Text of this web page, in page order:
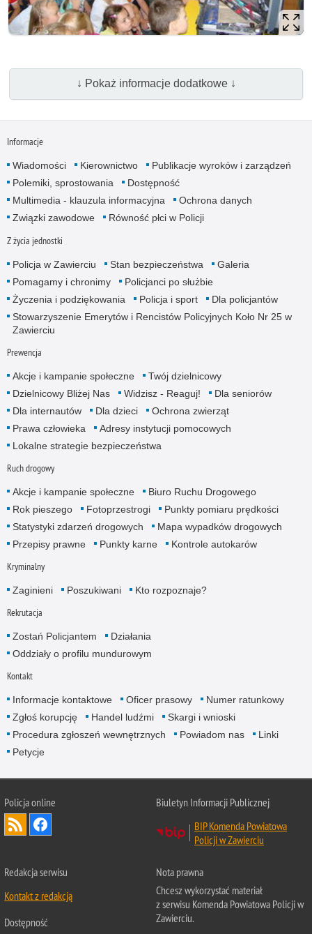
↓ Pokaż informacje dodatkowe ↓
Informacje
Wiadomości Kierownictwo
Publikacje wyroków i zarządzeń
Polemiki, sprostowania
Dostępność
Multimedia - klauzula informacyjna
Ochrona danych
Związki zawodowe
Równość płci w Policji
Z życia jednostki
Policja w Zawierciu Stan bezpieczeństwa
Galeria
Pomagamy i chronimy
Policjanci po służbie
Życzenia i podziękowania
Policja i sport
Dla policjantów
Stowarzyszenie Emerytów i Rencistów Policyjnych Koło Nr 25 w
Zawierciu
Prewencja
Akcje i kampanie społeczne
Twój dzielnicowy
Dzielnicowy Bliżej Nas
Widzisz - Reaguj!
Dla seniorów
Dla internautów
Dla dzieci
Ochrona zwierząt
Prawa człowieka
Adresy instytucji pomocowych
Lokalne strategie bezpieczeństwa
Ruch drogowy
Akcje i kampanie społeczne
Biuro Ruchu Drogowego
Rok pieszego
Fotoprzestrogi
Punkty pomiaru prędkości
Statystyki zdarzeń drogowych
Mapa wypadków drogowych
Przepisy prawne
Punkty karne Kontrole autokarów
Kryminalny
Zaginieni Poszukiwani Kto rozpoznaje?
Rekrutacja
Zostań Policjantem
Działania
Oddziały o profilu mundurowym
Kontakt
Informacje kontaktowe Oficer prasowy
Numer ratunkowy
Zgłoś korupcję
Handel ludźmi
Skargi i wnioski
Procedura zgłoszeń wewnętrznych
Powiadom nas
Linki
Petycje
Policja online
Biuletyn Informacji Publicznej
BIP Komenda Powiatowa
Policji w Zawierciu
Redakcja serwisu
Kontakt z redakcją
Dostępność
Nota prawna
Chcesz wykorzystać materiał
z serwisu Komenda Powiatowa Policji w
Zawierciu.